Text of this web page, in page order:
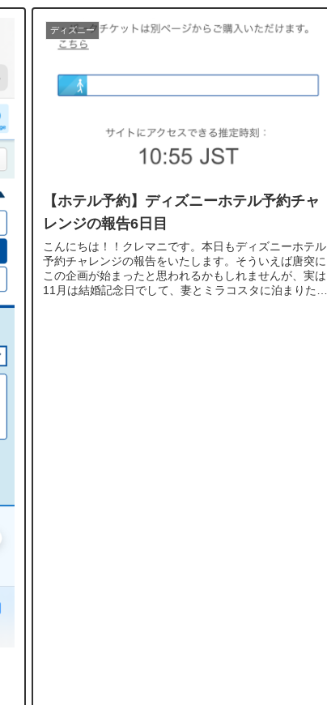
ディズニー
【ホテル予約】ディズニーホテル予約チャ
レンジの報告6日目
こんにちは！！クレマニです。本日もディズニーホテル
予約チャレンジの報告をいたします。そういえば唐突に
この企画が始まったと思われるかもしれませんが、実は
11月は結婚記念日でして、妻とミラコスタに泊まりたい